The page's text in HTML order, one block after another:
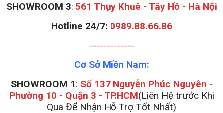
SHOWROOM 3: 561 Thụy Khuê - Tây Hồ - Hà Nội
Hotline 24/7: 0989.88.66.86
-------------
Cơ Sở Miền Nam:
SHOWROOM 1: Số 137 Nguyễn Phúc Nguyên -
Phường 10 - Quận 3 - TP.HCM(Liên Hệ trước Khi
Qua Để Nhận Hỗ Trợ Tốt Nhất)